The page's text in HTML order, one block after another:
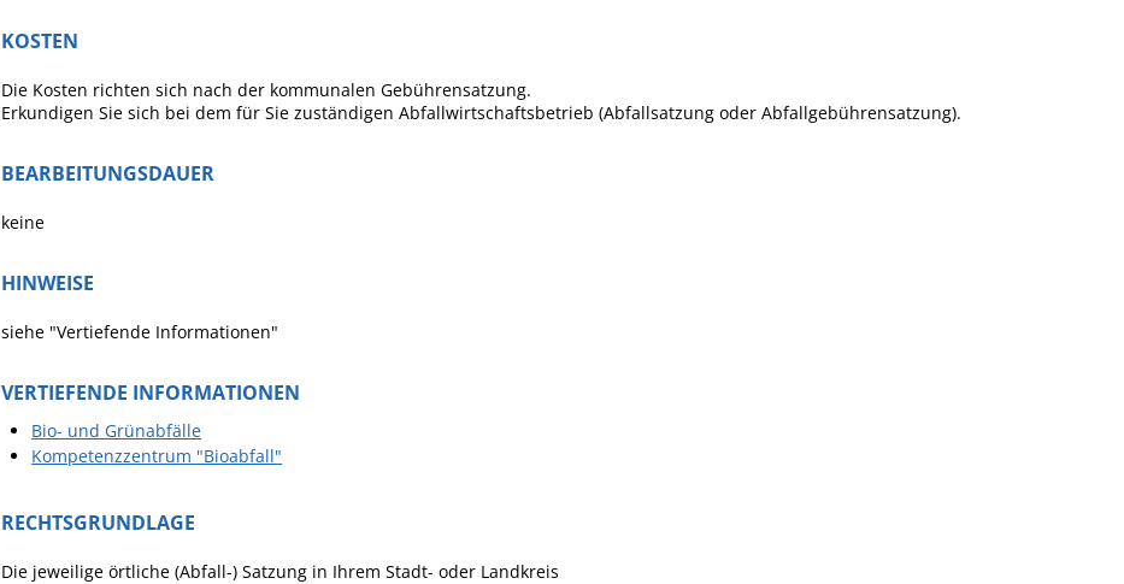
KOSTEN
Die Kosten richten sich nach der kommunalen Gebührensatzung.
Erkundigen Sie sich bei dem für Sie zuständigen Abfallwirtschaftsbetrieb (Abfallsatzung oder Abfallgebührensatzung).
BEARBEITUNGSDAUER
keine
HINWEISE
siehe "Vertiefende Informationen"
VERTIEFENDE INFORMATIONEN
Bio- und Grünabfälle
Kompetenzzentrum "Bioabfall"
RECHTSGRUNDLAGE
Die jeweilige örtliche (Abfall-) Satzung in Ihrem Stadt- oder Landkreis